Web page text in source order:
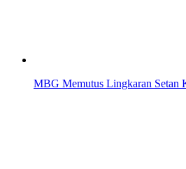
MBG Memutus Lingkaran Setan